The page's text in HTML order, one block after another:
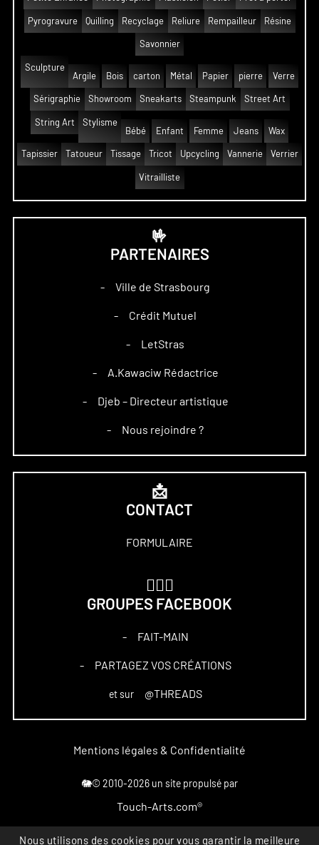
Pyrogravure Quilling Recyclage Reliure Rempailleur Résine
Savonnier
Sculpture
Argile
Bois carton Métal Papier pierre Verre
Sérigraphie Showroom Sneakarts Steampunk Street Art
String Art
Stylisme
Bébé
Enfant Femme Jeans Wax
Tapissier Tatoueur Tissage Tricot Upcycling Vannerie Verrier
Vitrailliste
🤟
PARTENAIRES
– Ville de Strasbourg
– Crédit Mutuel
– LetStras
– A.Kawaciw Rédactrice
– Djeb – Directeur artistique
– Nous rejoindre ?
📩
CONTACT
FORMULAIRE
GROUPES FACEBOOK
– FAIT-MAIN
– PARTAGEZ VOS CRÉATIONS
et sur @THREADS
Mentions légales & Confidentialité
🐘© 2010-2026 un site propulsé par
Touch-Arts.com®
Marque déposée
Nous utilisons des cookies pour vous garantir la meilleure